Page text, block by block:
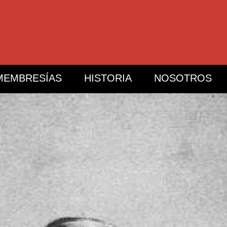
HISTORIA NOSOTROS